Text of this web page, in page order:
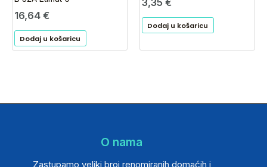
16,64 €
Dodaj u košaricu
3,35 €
Dodaj u košaricu
O nama
Zastupamo veliki broj renomiranih domaćih i